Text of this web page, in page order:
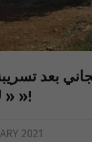
بعد
« لأسباب شخصية »!
2021